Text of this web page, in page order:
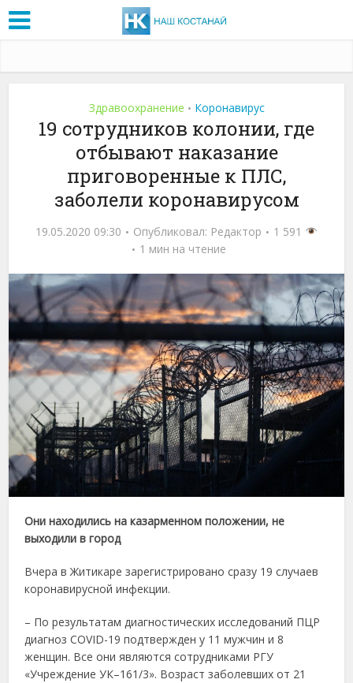
Здравоохранение • Коронавирус
19 сотрудников колонии, где
отбывают наказание
приговоренные к ПЛС,
заболели коронавирусом
19.05.2020 09:30 Опубликовал: Редактор
1 591
1 мин на чтение
Они находились на казарменном положении, не
выходили в город
Вчера в Житикаре зарегистрировано сразу 19 случаев
коронавирусной инфекции.
– По результатам диагностических исследований ПЦР
диагноз СOVID-19 подтвержден у 11 мужчин и 8
женщин. Все они являются сотрудниками РГУ
«Учреждение УК–161/3». Возраст заболевших от 21